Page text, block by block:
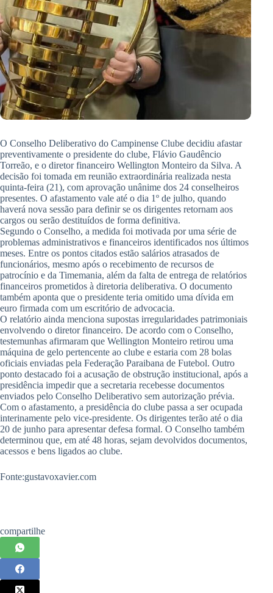
O Conselho Deliberativo do Campinense Clube decidiu afastar
preventivamente o presidente do clube, Flávio Gaudêncio
Torreão, e o diretor financeiro Wellington Monteiro da Silva. A
decisão foi tomada em reunião extraordinária realizada nesta
quinta-feira (21), com aprovação unânime dos 24 conselheiros
presentes. O afastamento vale até o dia 1º de julho, quando
haverá nova sessão para definir se os dirigentes retornam aos
cargos ou serão destituídos de forma definitiva.
Segundo o Conselho, a medida foi motivada por uma série de
problemas administrativos e financeiros identificados nos últimos
meses. Entre os pontos citados estão salários atrasados de
funcionários, mesmo após o recebimento de recursos de
patrocínio e da Timemania, além da falta de entrega de relatórios
financeiros prometidos à diretoria deliberativa. O documento
também aponta que o presidente teria omitido uma dívida em
euro firmada com um escritório de advocacia.
O relatório ainda menciona supostas irregularidades patrimoniais
envolvendo o diretor financeiro. De acordo com o Conselho,
testemunhas afirmaram que Wellington Monteiro retirou uma
máquina de gelo pertencente ao clube e estaria com 28 bolas
oficiais enviadas pela Federação Paraibana de Futebol. Outro
ponto destacado foi a acusação de obstrução institucional, após a
presidência impedir que a secretaria recebesse documentos
enviados pelo Conselho Deliberativo sem autorização prévia.
Com o afastamento, a presidência do clube passa a ser ocupada
interinamente pelo vice-presidente. Os dirigentes terão até o dia
20 de junho para apresentar defesa formal. O Conselho também
determinou que, em até 48 horas, sejam devolvidos documentos,
acessos e bens ligados ao clube.
Fonte:gustavoxavier.com
compartilhe